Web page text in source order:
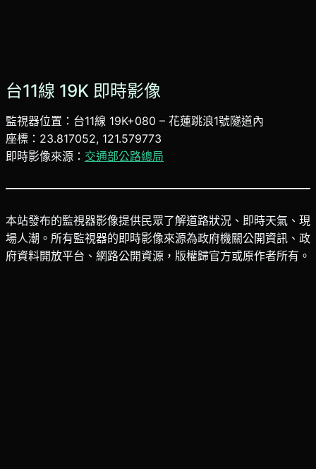
台11線 19K 即時影像
監視器位置：台11線 19K+080 – 花蓮跳浪1號隧道內
座標：23.817052, 121.579773
即時影像來源： 交通部公路總局
本站發布的監視器影像提供民眾了解道路狀況、即時天氣、現
場人潮。所有監視器的即時影像來源為政府機關公開資訊、政
府資料開放平台、網路公開資源，版權歸官方或原作者所有。